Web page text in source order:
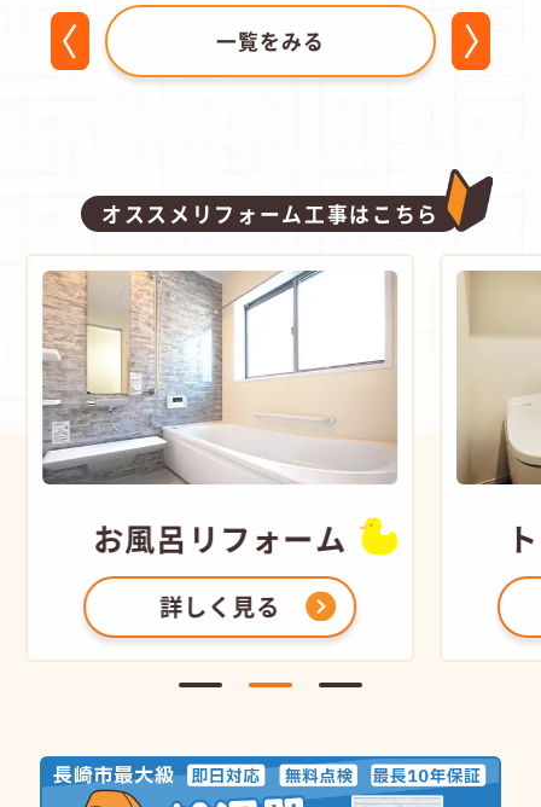
一覧をみる
オススメリフォーム工事はこちら
お風呂 リフォーム
詳しく見る